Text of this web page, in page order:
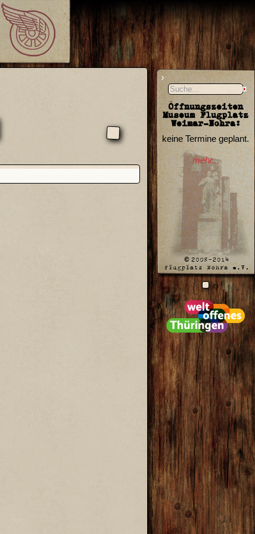
Öffnungszeiten
Museum Flugplatz
Weimar-Nohra:
keine Termine geplant.
mehr...